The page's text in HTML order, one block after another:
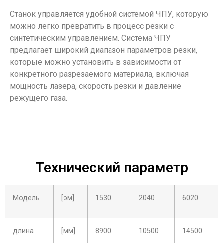
Станок управляется удобной системой ЧПУ, которую
можно легко превратить в процесс резки с
синтетическим управлением. Система ЧПУ
предлагает широкий диапазон параметров резки,
которые можно установить в зависимости от
конкретного разрезаемого материала, включая
мощность лазера, скорость резки и давление
режущего газа.
Технический параметр
Модель [эм] 1530 2040 6020
длина [мм] 8900 10500 14500